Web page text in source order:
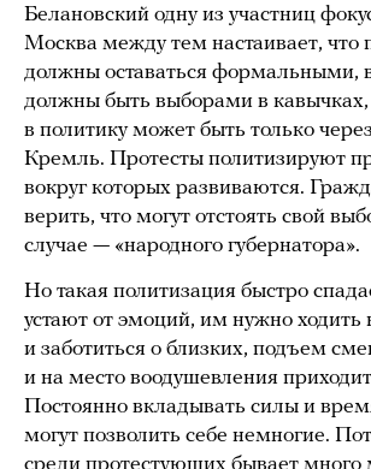
Белановский одну из участниц
Москва между тем настаивает, что
должны оставаться формальными,
должны быть выборами в кавычках,
в политику может быть только через
Кремль. Протесты политизируют
вокруг которых развиваются.
верить, что могут отстоять свой
случае — «народного губернатора».
Но такая политизация быстро
устают от эмоций, им нужно ходить
и заботиться о близких, подъем
и на место воодушевления
Постоянно вкладывать силы и
могут позволить себе немногие.